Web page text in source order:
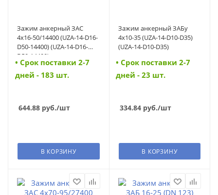
Зажим анкерный ЗАС
4х16-50/14400 (UZA-14-D16-
D50-14400) (UZA-14-D16-
D50-14400)
• Cрок поставки 2-7
дней - 183 шт.
644.88 руб./шт
В КОРЗИНУ
Зажим анкерный ЗАБу
4х10-35 (UZA-14-D10-D35)
(UZA-14-D10-D35)
• Cрок поставки 2-7
дней - 23 шт.
334.84руб./шт
В КОРЗИНУ